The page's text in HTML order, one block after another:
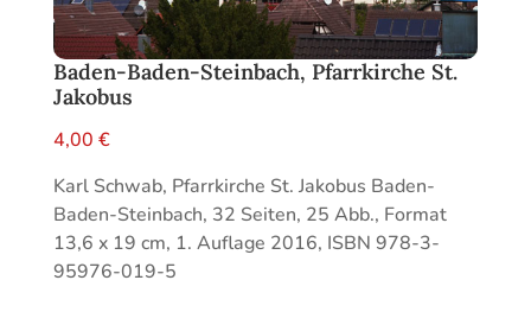
Baden-Baden-Steinbach, Pfarrkirche St.
Jakobus
4,00 €
Karl Schwab, Pfarrkirche St. Jakobus Baden-
Baden-Steinbach, 32 Seiten, 25 Abb., Format
13,6 x 19 cm, 1. Auflage 2016, ISBN 978-3-
95976-019-5